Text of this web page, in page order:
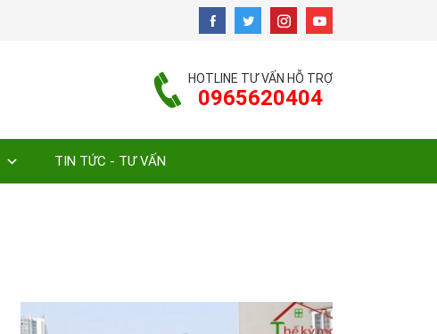
HOTLINE TƯ VẤN HỖ TRỢ
0965620404
TIN TỨC - TƯ VẤN